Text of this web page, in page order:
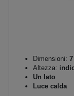
Dimensioni:
Altezza:
Un lato
Luce calda